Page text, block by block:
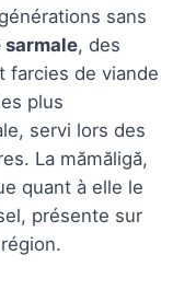
sans
sarmale, des
farcies de viande
plus
servi lors des
La mămăligă,
quant à elle le
présente sur